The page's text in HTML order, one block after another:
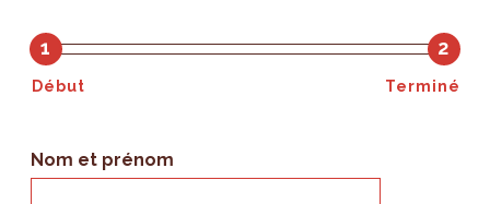
1
Début
2
Terminé
Nom et prénom